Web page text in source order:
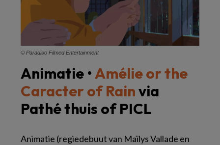
© Paradiso Filmed Entertainment
Animatie •Amélie or the
Caracter of Rainvia
Pathé thuis of PICL
Animatie (regiedebuut van Maïlys Vallade en